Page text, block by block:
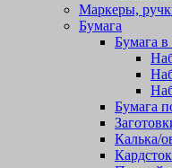
Маркеры,
Бумага
Бумага в
Бумага
Калька/
Кардсток